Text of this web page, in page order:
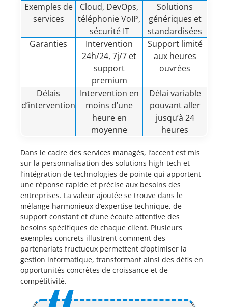
Exemples de
services
Cloud, DevOps,
téléphonie VoIP,
sécurité IT
Solutions
génériques et
standardisées
Garanties
Intervention
24h/24, 7j/7 et
support
premium
Support limité
aux heures
ouvrées
Délais
d’intervention
Intervention en
moins d’une
heure en
moyenne
Délai variable
pouvant aller
jusqu’à 24
heures
Dans le cadre des services managés, l’accent est mis
sur la personnalisation des solutions high-tech et
l’intégration de technologies de pointe qui apportent
une réponse rapide et précise aux besoins des
entreprises. La valeur ajoutée se trouve dans le
mélange harmonieux d’expertise technique, de
support constant et d’une écoute attentive des
besoins spécifiques de chaque client. Plusieurs
exemples concrets illustrent comment des
partenariats fructueux permettent d’optimiser la
gestion informatique, transformant ainsi des défis en
opportunités concrètes de croissance et de
compétitivité.